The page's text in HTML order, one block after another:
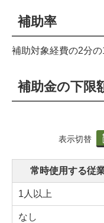
補助率
補助対象経費の2分の
補助金の下限
表
み
の
表示切替
常時使用する従
1人以上
なし